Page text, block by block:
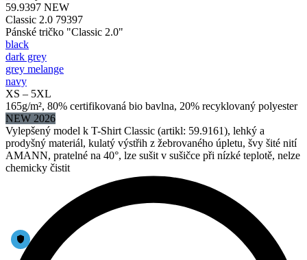
59.9397 NEW
Classic 2.0 79397
Pánské tričko "Classic 2.0"
black
dark grey
grey melange
navy
XS – 5XL
165g/m², 80% certifikovaná bio bavlna, 20% recyklovaný polyester
NEW 2026
Vylepšený model k T-Shirt Classic (artikl: 59.9161), lehký a
prodyšný materiál, kulatý výstřih z žebrovaného úpletu, švy šité nití
AMANN, pratelné na 40°, lze sušit v sušičce při nízké teplotě, nelze
chemicky čistit